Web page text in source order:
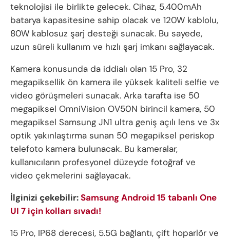
teknolojisi ile birlikte gelecek. Cihaz, 5.400mAh
batarya kapasitesine sahip olacak ve 120W kablolu,
80W kablosuz şarj desteği sunacak. Bu sayede,
uzun süreli kullanım ve hızlı şarj imkanı sağlayacak.
Kamera konusunda da iddialı olan 15 Pro, 32
megapiksellik ön kamera ile yüksek kaliteli selfie ve
video görüşmeleri sunacak. Arka tarafta ise 50
megapiksel OmniVision OV50N birincil kamera, 50
megapiksel Samsung JN1 ultra geniş açılı lens ve 3x
optik yakınlaştırma sunan 50 megapiksel periskop
telefoto kamera bulunacak. Bu kameralar,
kullanıcıların profesyonel düzeyde fotoğraf ve
video çekmelerini sağlayacak.
İlginizi çekebilir:Samsung Android 15 tabanlı One
UI 7 için kolları sıvadı!
15 Pro, IP68 derecesi, 5.5G bağlantı, çift hoparlör ve